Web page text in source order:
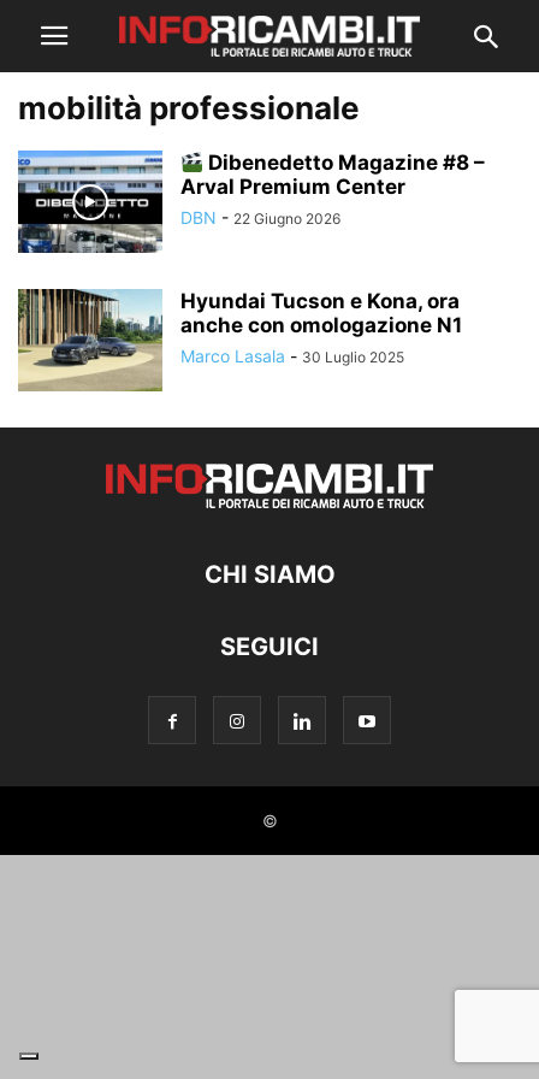
mobilità professionale
Dibenedetto Magazine #8 –
Arval Premium Center
DBN - 22 Giugno 2026
Hyundai Tucson e Kona, ora
anche con omologazione N1
Marco Lasala - 30 Luglio 2025
CHI SIAMO
SEGUICI
©